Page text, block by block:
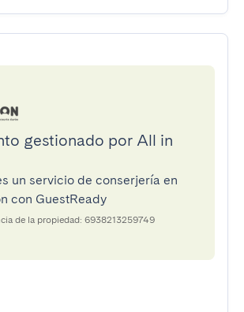
gestionado por All in
un servicio de conserjería en
con GuestReady
de la propiedad: 6938213259749